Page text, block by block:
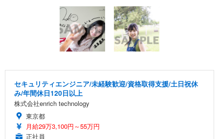
セキュリティエンジニア/未経験歓迎/資格取得支援/土日祝休
み/年間休日120日以上
株式会社enrich technology
東京都
月給29万3,100円～55万円
正社員